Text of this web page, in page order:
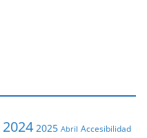
2024 2025 Abril Accesibilidad